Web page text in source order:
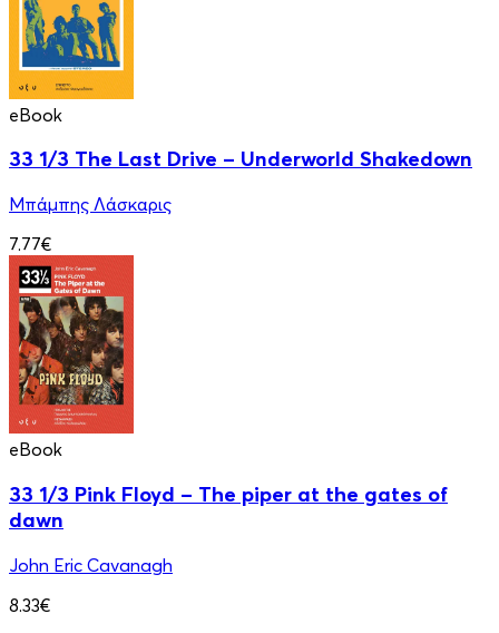
eBook
33 1/3 Τhe Last Drive – Underworld Shakedown
Μπάμπης Λάσκαρις
7.77€
eBook
33 1/3 Pink Floyd – The piper at the gates of
dawn
John Eric Cavanagh
8.33€